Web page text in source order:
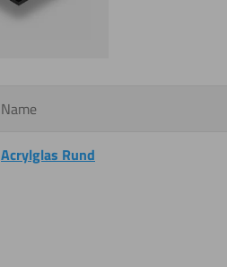
Name
Acrylglas Rund